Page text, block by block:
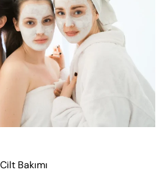
Cilt Bakımı